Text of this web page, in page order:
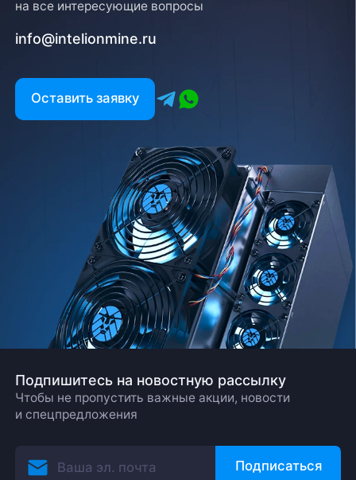
на все интересующие вопросы
info@intelionmine.ru
Оставить заявку
Подпишитесь на новостную рассылку
Чтобы не пропустить важные акции, новости
и спецпредложения
Подписаться